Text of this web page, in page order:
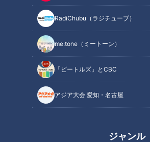
RadiChubu（ラジチューブ）
me:tone（ミートーン）
「ビートルズ」とCBC
アジア大会 愛知・名古屋
ジャンル
が明かす井端弘和との特別な絆
上原浩治
『ただ天気がいいだけだ』黒木
啓司 （スジナシ）
「（パン
ー！のパ